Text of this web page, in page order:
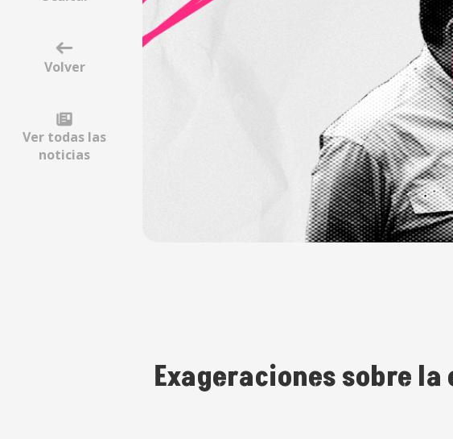
Volver
Ver todas las
noticias
Exageraciones sobre